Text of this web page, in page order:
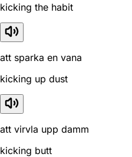
kicking the habit
att sparka en vana
kicking up dust
att virvla upp damm
kicking butt